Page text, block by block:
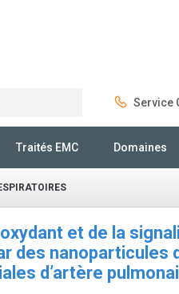
Service
Traités EMC Domaines
et de la
des nanoparticules
d’artère